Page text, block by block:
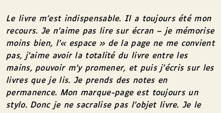
Le livre m’est indispensable. Il a toujours été mon
recours. Je n’aime pas lire sur écran – je mémorise
moins bien, l’« espace » de la page ne me convient
pas, j’aime avoir la totalité du livre entre les
mains, pouvoir m’y promener, et puis j’écris sur les
livres que je lis. Je prends des notes en
permanence. Mon marque-page est toujours un
stylo. Donc je ne sacralise pas l’objet livre. Je le